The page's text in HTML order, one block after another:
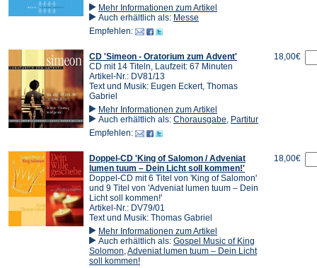
Mehr Informationen zum Artikel
Auch erhältlich als: Messe
Empfehlen:
CD 'Simeon - Oratorium zum Advent'
CD mit 14 Titeln, Laufzeit: 67 Minuten
Artikel-Nr.: DV81/13
Text und Musik: Eugen Eckert, Thomas
Gabriel
Mehr Informationen zum Artikel
Auch erhältlich als: Chorausgabe Partitur
Empfehlen:
18,00€
Doppel-CD 'King of Salomon / Adveniat
lumen tuum – Dein Licht soll kommen!'
Doppel-CD mit 6 Titel von 'King of Salomon'
und 9 Titel von 'Adveniat lumen tuum – Dein
Licht soll kommen!'
Artikel-Nr.: DV79/01
Text und Musik: Thomas Gabriel
Mehr Informationen zum Artikel
Auch erhältlich als: Gospel Music of King
Solomon Adveniat lumen tuum – Dein Licht
soll kommen!
18,00€